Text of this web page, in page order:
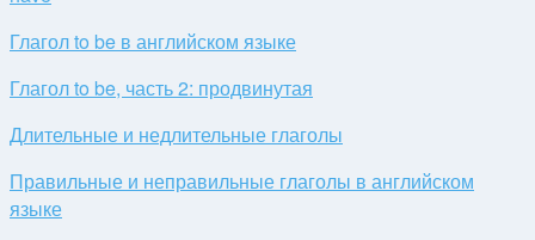
Глагол to be в английском языке
Глагол to be, часть 2: продвинутая
Длительные и недлительные глаголы
Правильные и неправильные глаголы в английском
языке